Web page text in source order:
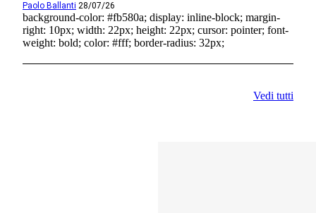
Paolo Ballanti 28/07/26
background-color: #fb580a; display: inline-block; margin-
right: 10px; width: 22px; height: 22px; cursor: pointer; font-
weight: bold; color: #fff; border-radius: 32px;
Vedi tutti